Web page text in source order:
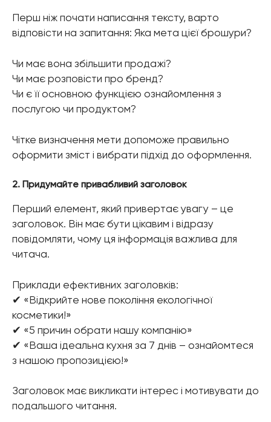
Перш ніж почати написання тексту, варто
відповісти на запитання: Яка мета цієї брошури?
Чи має вона збільшити продажі?
Чи має розповісти про бренд?
Чи є її основною функцією ознайомлення з
послугою чи продуктом?
Чітке визначення мети допоможе правильно
оформити зміст і вибрати підхід до оформлення.
2. Придумайте привабливий заголовок
Перший елемент, який привертає увагу – це
заголовок. Він має бути цікавим і відразу
повідомляти, чому ця інформація важлива для
читача.
Приклади ефективних заголовків:
✔ «Відкрийте нове покоління екологічної
косметики!»
✔ «5 причин обрати нашу компанію»
✔ «Ваша ідеальна кухня за 7 днів – ознайомтеся
з нашою пропозицією!»
Заголовок має викликати інтерес і мотивувати до
подальшого читання.